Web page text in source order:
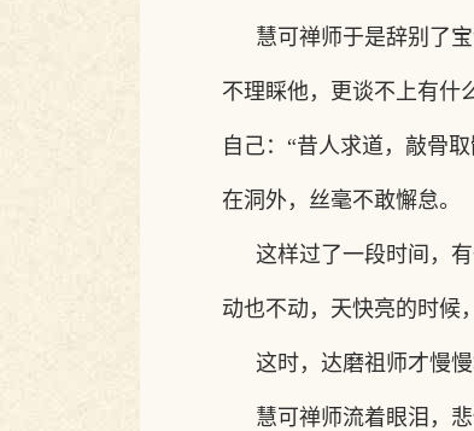
慧可禅师于是辞别了
不理睬他，更谈不上有什
自己： “昔人求道，敲骨
在洞外，丝毫不敢懈怠。
这样过了一段时间，
动也不动，天快亮的时候
这时，达磨祖师才慢
慧可禅师流着眼泪，悲